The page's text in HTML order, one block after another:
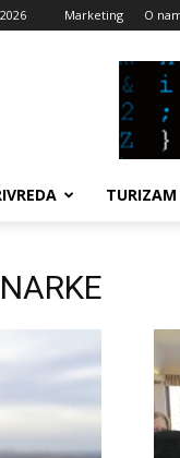
Marketing O
TURIZAM